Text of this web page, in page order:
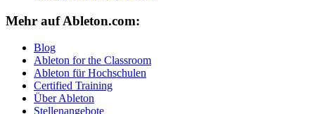
Mehr auf Ableton.com:
Blog
Ableton for the Classroom
Ableton für Hochschulen
Certified Training
Über Ableton
Stellenangebote